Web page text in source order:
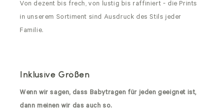
Von dezent bis frech, von lustig bis raffiniert - die Prints
in unserem Sortiment sind Ausdruck des Stils jeder
Familie.
Inklusive Größen
Wenn wir sagen, dass Babytragen für jeden geeignet ist,
dann meinen wir das auch so.